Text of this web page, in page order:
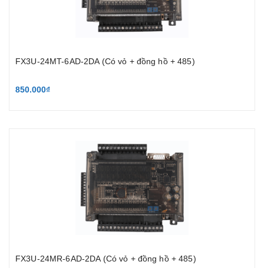
FX3U-24MT-6AD-2DA (Có vỏ + đồng hồ + 485)
850.000₫
FX3U-24MR-6AD-2DA (Có vỏ + đồng hồ + 485)